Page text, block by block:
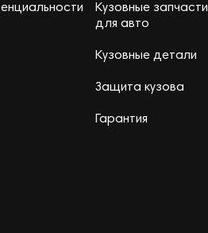
Кузовные запчасти
для авто
Кузовные детали
Защита кузова
Гарантия